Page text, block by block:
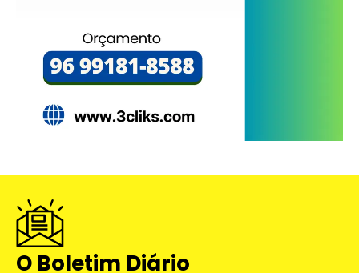
O Boletim Diário